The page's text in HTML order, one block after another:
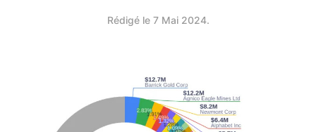
Rédigé le 7 Mai 2024.